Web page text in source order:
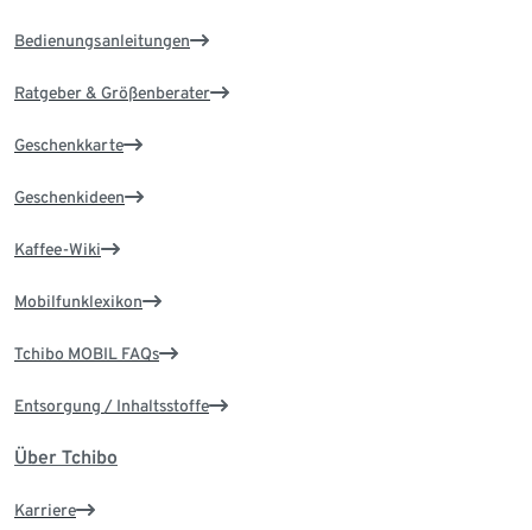
Bedienungsanleitungen
Ratgeber & Größenberater
Geschenkkarte
Geschenkideen
Kaffee-Wiki
Mobilfunklexikon
Tchibo MOBIL FAQs
Entsorgung / Inhaltsstoffe
Über Tchibo
Karriere